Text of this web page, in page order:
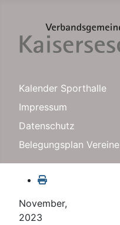
Kalender Sporthalle
Impressum
Datenschutz
Belegungsplan Vereine
November,
2023